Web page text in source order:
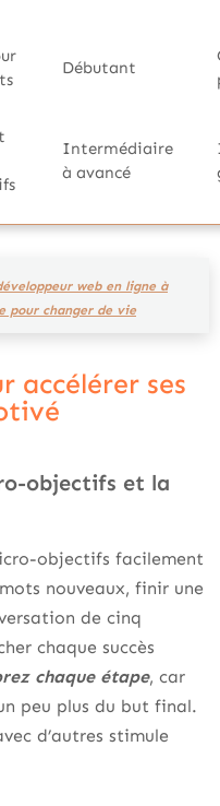
Débutant
Intermédiaire
à avancé
web en ligne à
pour changer de vie
accélérer ses
objectifs et la
objectifs facilement
nouveaux, finir une
de cinq
chaque succès
chaque étape, car
peu plus du but final.
d’autres stimule